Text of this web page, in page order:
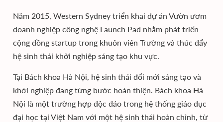
Năm 2015, Western Sydney triển khai dự án Vườn ươm
doanh nghiệp công nghệ Launch Pad nhằm phát triển
cộng đồng startup trong khuôn viên Trường và thúc đẩy
hệ sinh thái khởi nghiệp sáng tạo khu vực.
Tại Bách khoa Hà Nội, hệ sinh thái đổi mới sáng tạo và
khởi nghiệp đang từng bước hoàn thiện. Bách khoa Hà
Nội là một trường hợp độc đáo trong hệ thống giáo dục
đại học tại Việt Nam với một hệ sinh thái hoàn chỉnh, từ